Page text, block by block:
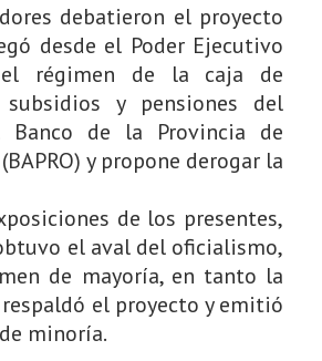
debatieron el proyecto
desde el Poder Ejecutivo
régimen de la caja de
subsidios y pensiones del
Banco de la Provincia de
y propone derogar la
de los presentes,
el aval del oficialismo,
de mayoría, en tanto la
el proyecto y emitió
minoría.